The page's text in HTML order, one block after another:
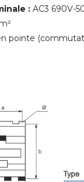
: AC3 690V-
pointe